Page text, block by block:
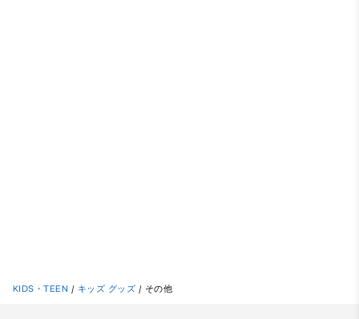
KIDS・TEEN / キッズ グッズ / その他